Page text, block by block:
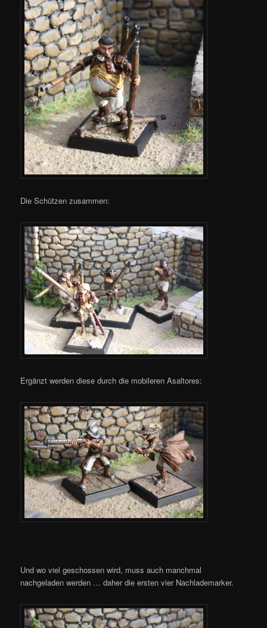
Die Schützen zusammen:
Ergänzt werden diese durch die mobileren Asaltores:
Und wo viel geschossen wird, muss auch manchmal
nachgeladen werden … daher die ersten vier Nachlademarker.